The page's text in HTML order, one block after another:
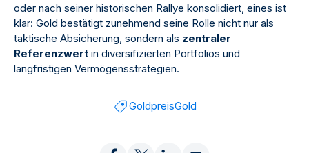
oder nach seiner historischen Rallye konsolidiert, eines ist
klar: Gold bestätigt zunehmend seine Rolle nicht nur als
taktische Absicherung, sondern als zentraler
Referenzwert in diversifizierten Portfolios und
langfristigen Vermögensstrategien.
GoldpreisGold